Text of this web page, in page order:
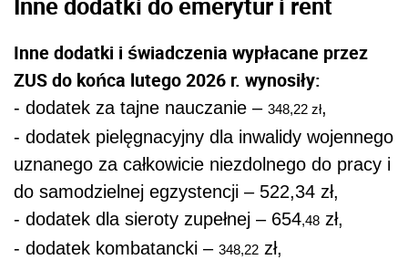
Inne dodatki i świadczenia wypłacane przez
ZUS do końca lutego 2026 r. wynosiły:
- dodatek za tajne nauczanie – 348,22 zł,
- dodatek pielęgnacyjny dla inwalidy wojennego
uznanego za całkowicie niezdolnego do pracy i
do samodzielnej egzystencji – 522,34 zł,
- dodatek dla sieroty zupełnej – 654,48 zł,
- dodatek kombatancki – 348,22 zł,